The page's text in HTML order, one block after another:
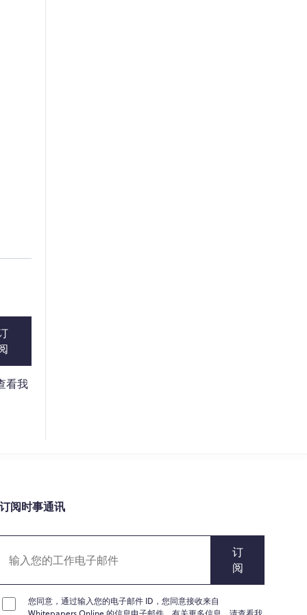
看我
订阅时事通讯
订
阅
您同意，通过输入您的电子邮件 ID，您同意接收来自